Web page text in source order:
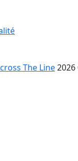
The Line2026